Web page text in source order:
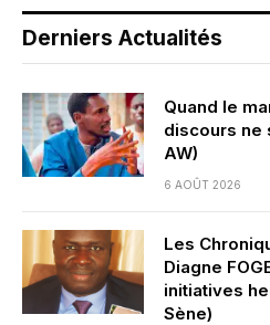
Derniers Actualités
Quand le
discours ne
AW)
6 AOÛT 2026
Les
Diagne
initiatives
Sène)